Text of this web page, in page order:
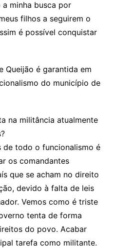
minha busca por
filhos a seguirem o
é possível conquistar
Queijão é garantida em
do município de
na militância atualmente
de todo o funcionalismo é
os comandantes
que se acham no direito
devido à falta de leis
Vemos como é triste
tenta de forma
do povo. Acabar
tarefa como militante.